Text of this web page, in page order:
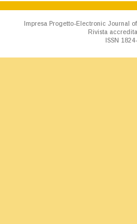
Impresa Progetto-Electronic Journal
Rivista
ISSN